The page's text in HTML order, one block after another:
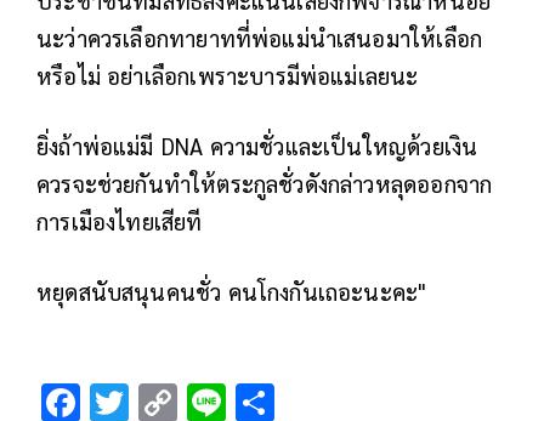
นะว่าควรเลือกทายาทที่พ่อแม่นำเสนอมาให้เลือก
หรือไม่ อย่าเลือกเพราะบารมีพ่อแม่เลยนะ
ยิ่งถ้าพ่อแม่มี DNA ความชั่วและเป็นใหญด้วยเงิน
ควรจะช่วยกันทำให้ตระกูลชั่วดังกล่าวหลุดออกจาก
การเมืองไทยเสียที
หยุดสนับสนุนคนชั่ว คนโกงกันเถอะนะคะ"
F T C Li